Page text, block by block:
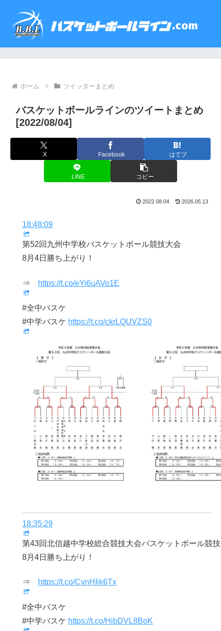
ホーム ツイッターまとめ
バスケットボールラインのツイートまとめ
[2022/08/04]
X Facebook はてブ
LINE コピー
2022.08.04 2026.05.13
18:48:09
第52回九州中学校バスケットボール競技大会
8月4日勝ち上がり！
⇒ https://t.co/eYi6uAVo1E
#全中バスケ
#中学バスケ https://t.co/ckrLQUVZS0
18:35:29
第43回北信越中学校総合競技大会バスケットボール競技
8月4日勝ち上がり！
⇒ https://t.co/CvnHIik6Tx
#全中バスケ
#中学バスケ https://t.co/HibDVL8BoK